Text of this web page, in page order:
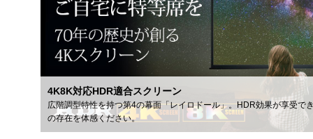
4K8K対応HDR適合スクリーン
広階調型特性を持つ第4の幕面「レイロドール」。HDR効果が享受で
の存在を体感ください。